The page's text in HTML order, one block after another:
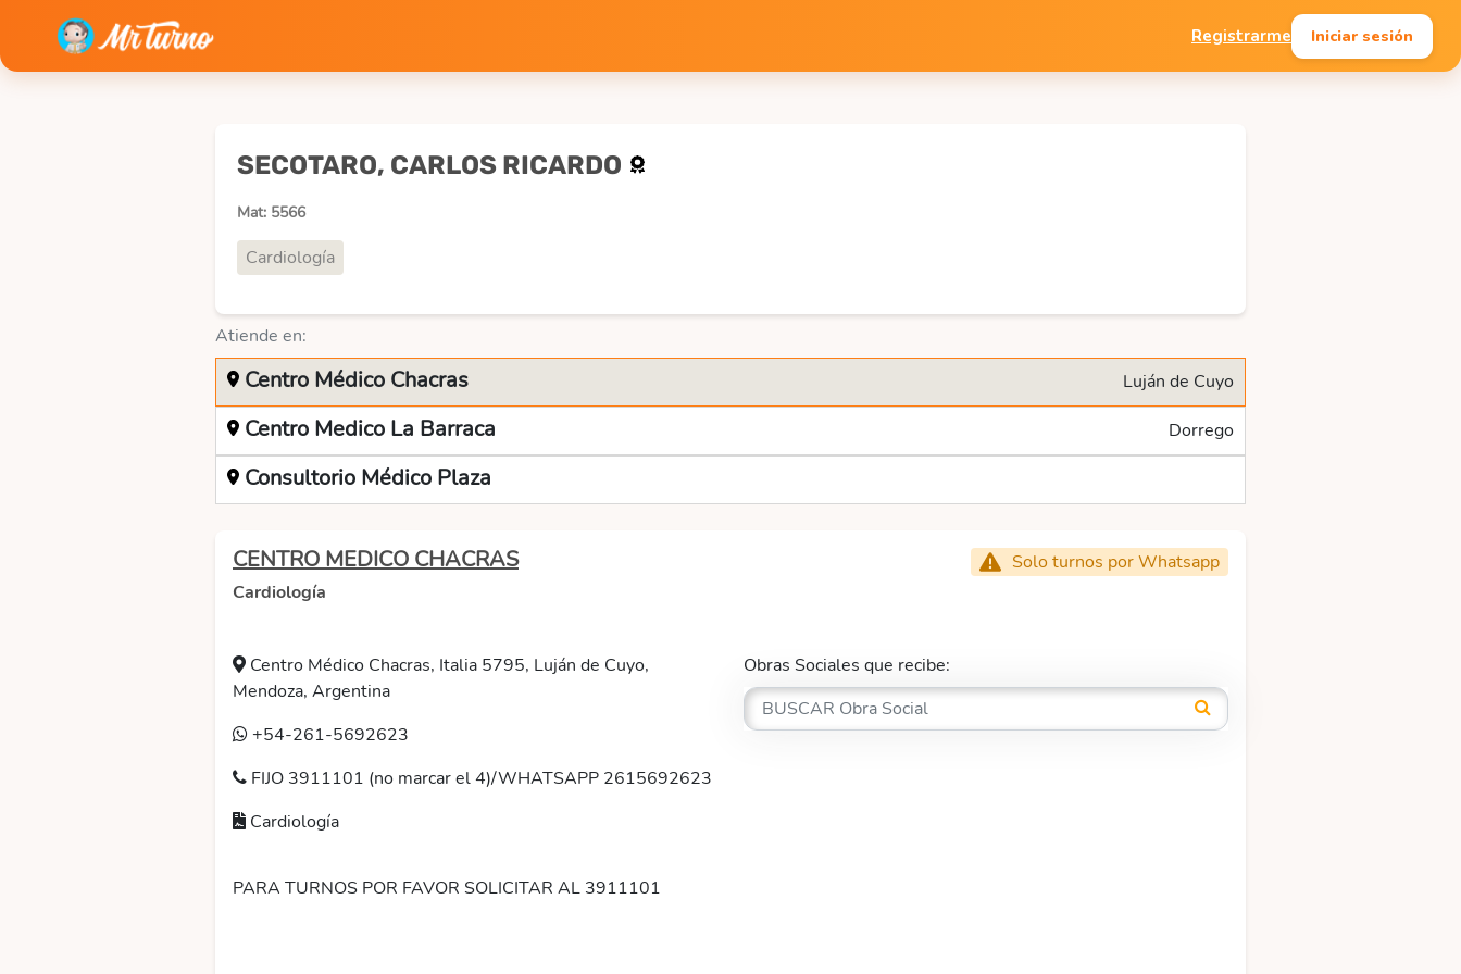
Registrarme Iniciar sesión
SECOTARO, CARLOS RICARDO
Mat: 5566
Cardiología
Atiende en:
Centro Médico Chacras Luján de Cuyo
Centro Medico La Barraca Dorrego
Consultorio Médico Plaza
CENTRO MEDICO CHACRAS
Cardiología
Solo turnos por Whatsapp
Centro Médico Chacras, Italia 5795, Luján de Cuyo,
Mendoza, Argentina
+54-261-5692623
FIJO 3911101 (no marcar el 4)/WHATSAPP 2615692623
Cardiología
Obras Sociales que recibe:
PARA TURNOS POR FAVOR SOLICITAR AL 3911101